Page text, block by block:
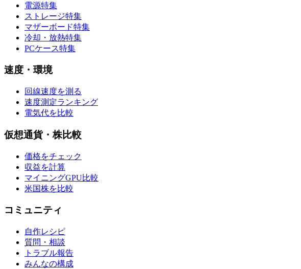
電源特集
ストレージ特集
マザーボード特集
冷却・放熱特集
PCケース特集
速度・環境
回線速度を測る
速度測定ランキング
電気代を比較
仮想通貨・株比較
価格をチェック
収益を計算
マイニングGPU比較
米国株を比較
コミュニティ
自作レシピ
質問・相談
トラブル報告
みんなの構成